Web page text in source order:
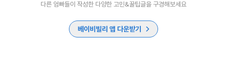
다른 엄빠들이 작성한 다양한 고민&꿀팁글을 구경해보세요
베이비빌리 앱 다운받기